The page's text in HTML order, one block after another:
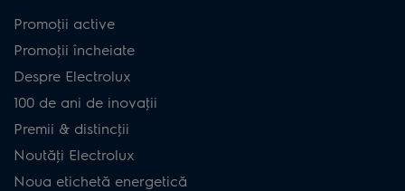
Promoţii active
Promoţii încheiate
Despre Electrolux
100 de ani de inovaţii
Premii & distincţii
Noutăţi Electrolux
Noua etichetă energetică